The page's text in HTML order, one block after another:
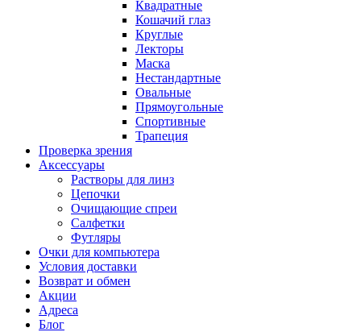
Квадратные
Кошачий глаз
Круглые
Лекторы
Маска
Нестандартные
Овальные
Прямоугольные
Спортивные
Трапеция
Проверка зрения
Аксессуары
Растворы для линз
Цепочки
Очищающие спреи
Салфетки
Футляры
Очки для компьютера
Условия доставки
Возврат и обмен
Акции
Адреса
Блог